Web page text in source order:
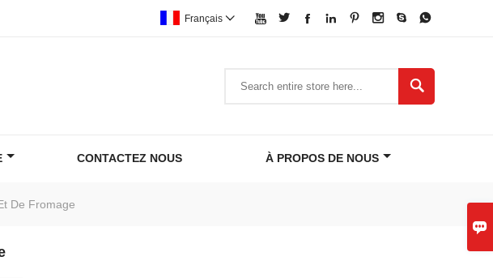

       
Français 

CONTACTEZ NOUS À PROPOS DE NOUS
De Fromage